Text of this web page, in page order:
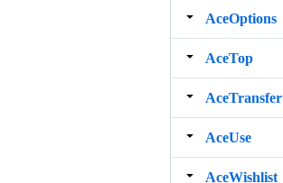
AceOptions
AceTop
AceTransfer
AceUse
AceWishlist